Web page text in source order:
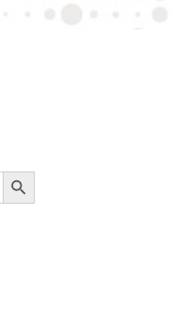
BOTÓN DE BÚSQUEDA